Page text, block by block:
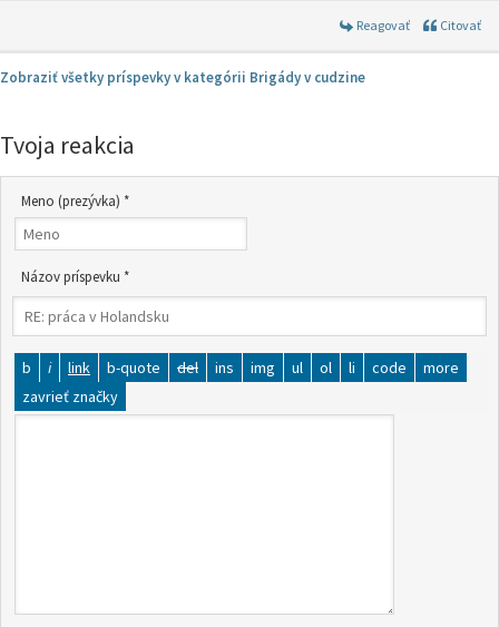
Reagovať Citovať
Zobraziť všetky príspevky v kategórii Brigády v cudzine
Tvoja reakcia
Meno (prezývka) *
Názov príspevku *